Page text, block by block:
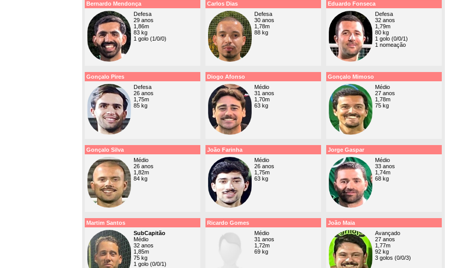
Bernardo Mendonça
Defesa
29 anos
1,86m
83 kg
1 golo (1/0/0)
Carlos Dias
Defesa
30 anos
1,78m
88 kg
Eduardo Fonseca
Defesa
32 anos
1,79m
80 kg
1 golo (0/0/1)
1 nomeação
Gonçalo Pires
Defesa
26 anos
1,75m
85 kg
Diogo Afonso
Médio
31 anos
1,70m
63 kg
Gonçalo Mimoso
Médio
27 anos
1,78m
75 kg
Gonçalo Silva
Médio
26 anos
1,82m
84 kg
João Farinha
Médio
26 anos
1,75m
63 kg
Jorge Gaspar
Médio
33 anos
1,74m
68 kg
Martim Santos
SubCapitão
Médio
32 anos
1,85m
75 kg
1 golo (0/0/1)
Ricardo Gomes
Médio
31 anos
1,72m
69 kg
João Maia
Avançado
27 anos
1,77m
92 kg
3 golos (0/0/3)